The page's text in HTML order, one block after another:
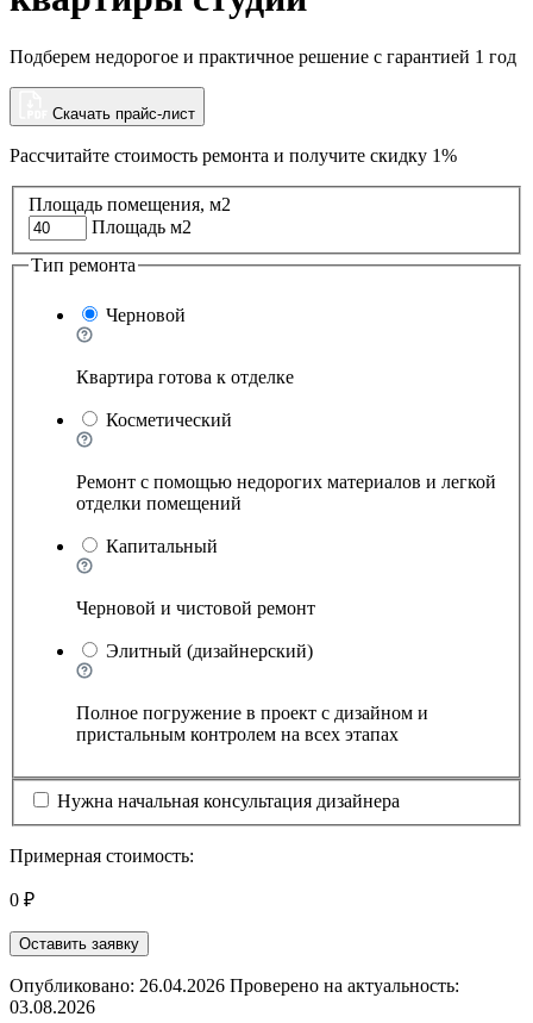
Подберем недорогое и практичное решение с гарантией 1 год
Скачать прайс-лист
Рассчитайте стоимость ремонта и получите скидку 1%
Площадь помещения, м2
Площадь м2
Тип ремонта
Черновой
Квартира готова к отделке
Косметический
Ремонт с помощью недорогих материалов и легкой
отделки помещений
Капитальный
Черновой и чистовой ремонт
Элитный (дизайнерский)
Полное погружение в проект с дизайном и
пристальным контролем на всех этапах
Нужна начальная консультация дизайнера
Примерная стоимость:
0 ₽
Оставить заявку
Опубликовано: 26.04.2026 Проверено на актуальность:
03.08.2026